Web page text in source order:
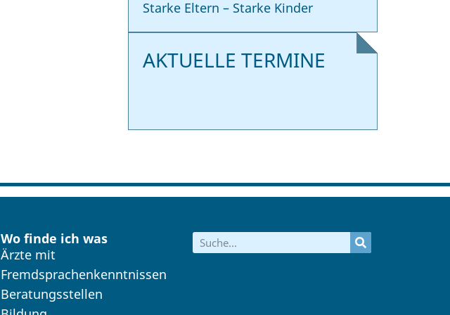
Starke Eltern – Starke Kinder
AKTUELLE TERMINE
Wo finde ich was
Ärzte mit
Fremdsprachenkenntnissen
Beratungsstellen